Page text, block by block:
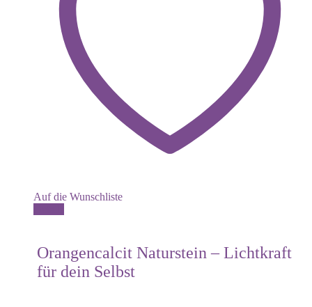
Auf die Wunschliste
Orangencalcit Naturstein – Lichtkraft
für dein Selbst